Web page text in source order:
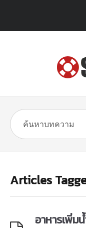
Articles
อาหารเพิ่ม